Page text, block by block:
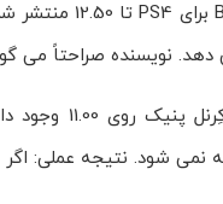
نمی شود. نتیجه عملی: